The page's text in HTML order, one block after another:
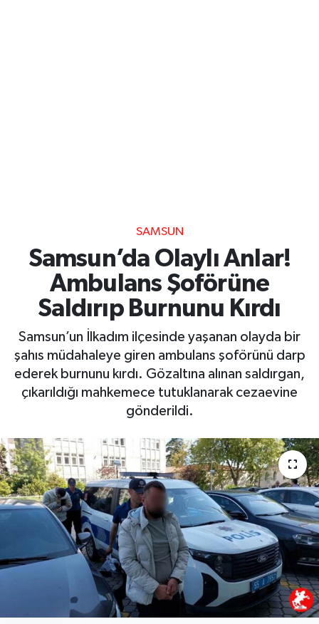
SAMSUN
Samsun’da Olaylı Anlar!
Ambulans Şoförüne
Saldırıp Burnunu Kırdı
Samsun’un İlkadım ilçesinde yaşanan olayda bir
şahıs müdahaleye giren ambulans şoförünü darp
ederek burnunu kırdı. Gözaltına alınan saldırgan,
çıkarıldığı mahkemece tutuklanarak cezaevine
gönderildi.